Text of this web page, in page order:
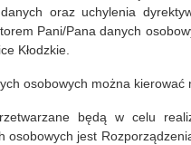
21.02.2013
oraz uchylenia
Pani/Pana danych
Kłodzkie.
osobowych można
będą w celu
osobowych jest